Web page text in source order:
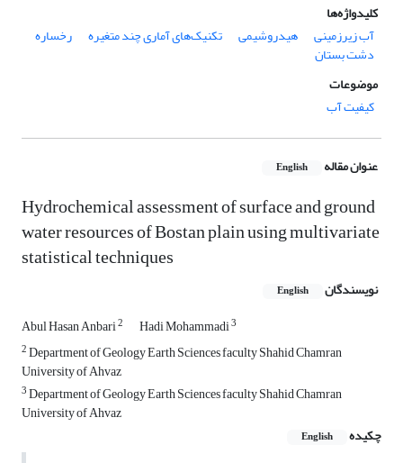
کلیدواژه‌ها
آب زیرزمینی
هیدروشیمی تکنیک‌های آماری چند متغیره رخساره
دشت بستان
موضوعات
کیفیت آب
عنوان مقاله English
Hydrochemical assessment of surface and ground
water resources of Bostan plain using multivariate
statistical techniques
نویسندگان English
Abul Hasan Anbari2 Hadi Mohammadi3
2Department of Geology Earth Sciences faculty Shahid Chamran
University of Ahvaz
3Department of Geology Earth Sciences faculty Shahid Chamran
University of Ahvaz
چکیده
English